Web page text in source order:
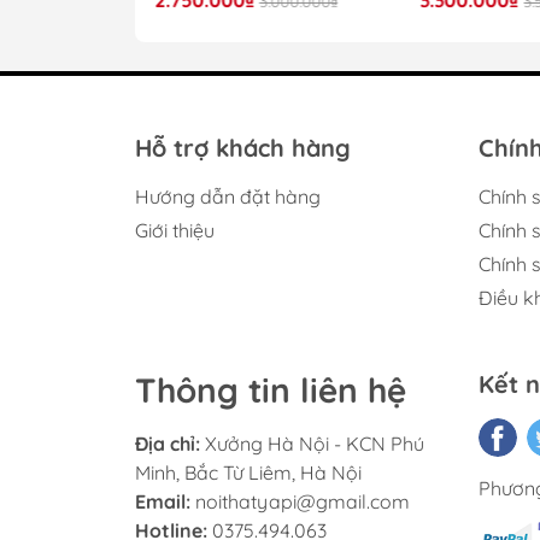
Sản phẩm được gia công từ gỗ công
Bảng màu đa
Hỗ trợ khách hàng
Hướng dẫn đặt hàng
Giới thiệu
Chính
Chính
Chính
Điều
Thông tin liên hệ
Địa chỉ: Xưởng Hà Nội - KCN Phú
Minh, Bắc Từ Liêm, Hà Nội
Email: noithatyapi@gmail.com
Hotline: 0375.494.063
Kết